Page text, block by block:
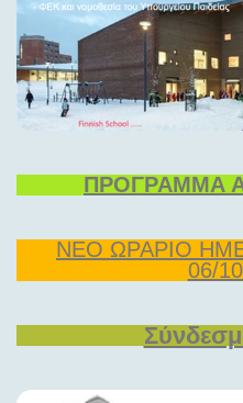
ΠΡΟΓΡΑΜΜΑ
ΝΕΟ ΩΡΑΡΙΟ
06/